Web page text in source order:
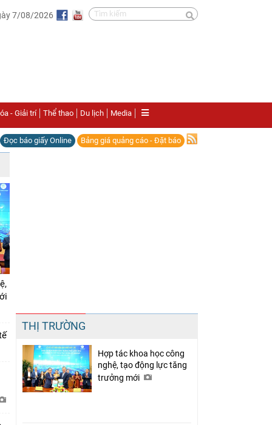
7/08/2026
- Giải trí Thể thao Du lịch Media
Đọc báo giấy Online Bảng giá quảng cáo - Đặt báo
Chia sẻ
Facebook
THỊ TRƯỜNG
Hợp tác khoa học công
nghệ, tạo động lực tăng
trưởng mới